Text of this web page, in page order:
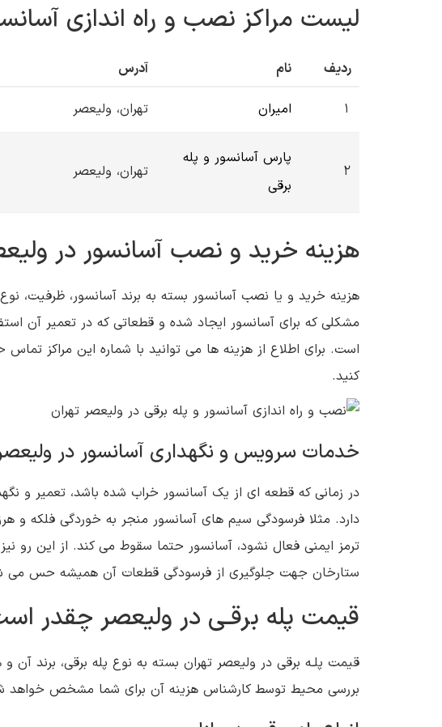
لیست مراکز نصب و راه اندازی
ردیف نام آدرس
1 امیران تهران، ولیعصر
2
پارس آسانسور و پله
برقی
تهران، ولیعصر
هزینه خرید و نصب آسانسور در
هزینه خرید و یا نصب آسانسور بسته به برند آسانسور، ظرفیت،
مشکلی که برای آسانسور ایجاد شده و قطعاتی که در تعمیر آن
است. برای اطلاع از هزینه ها می توانید با شماره این مراکز
کنید.
خدمات سرویس و نگهداری آسانسور در
در زمانی که قطعه ای از یک آسانسور خراب شده باشد، تعمیر و
دارد. مثلا فرسودگی سیم های آسانسور منجر به خوردگی فلکه و
ترمز ایمنی فعال نشود، آسانسور حتما سقوط می کند. از این رو
ستارخان جهت جلوگیری از فرسودگی قطعات آن همیشه حس می
قیمت پله برقـی در ولیعصر چقدر
قیمت پلـه برقی در ولیعصر تهران بسته به نوع پله برقی، برند
بررسی محیط توسط کارشناس هزینه آن برای شما مشخص خواهد